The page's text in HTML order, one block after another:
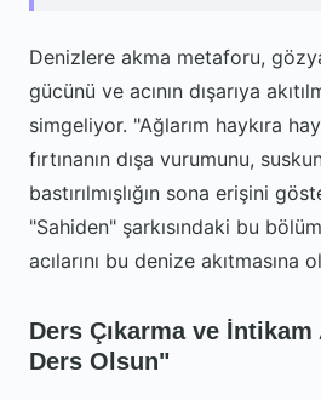
Denizlere akma metaforu,
gücünü ve acının dışarıya
simgeliyor. "Ağlarım haykıra
fırtınanın dışa vurumunu,
bastırılmışlığın sona erişini
"Sahiden" şarkısındaki bu
acılarını bu denize akıtmasına
Ders Çıkarma ve
Ders Olsun"